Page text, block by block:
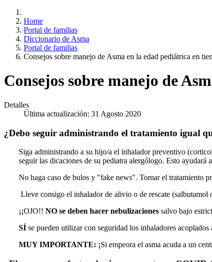
Home
Portal de familias
Diccionario de Asma
Portal de familias
Consejos sobre manejo de Asma en la edad pediátrica en
Consejos sobre manejo de
Detalles
Última actualización: 31 Agosto 2020
¿Debo seguir administrando el tratamiento igual
Siga administrando a su hijo/a el inhalador preventivo
seguir las dicaciones de su pediatra alergólogo. Esto
No haga caso de bulos y "fake news". Tomar el tratamiento
Lleve consigo el inhalador de alivio o de rescate (salbutamol
¡¡OJO!! NO se deben hacer nebulizaciones salvo bajo
SÍ se pueden utilizar con seguridad los inhaladores
MUY IMPORTANTE: ¡Si empeora el asma acuda a un